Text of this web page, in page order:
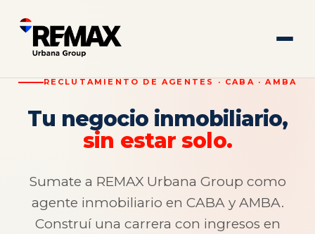
RECLUTAMIENTO DE AGENTES · CABA · AMBA
Tu negocio inmobiliario,
sin estar solo.
Sumate a REMAX Urbana Group como
agente inmobiliario en CABA y AMBA.
Construí una carrera con ingresos en